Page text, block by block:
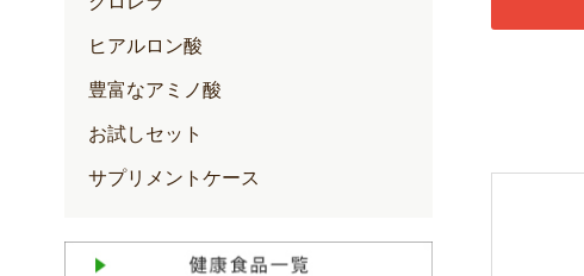
ヒアルロン酸
豊富なアミノ酸
お試しセット
サプリメントケース